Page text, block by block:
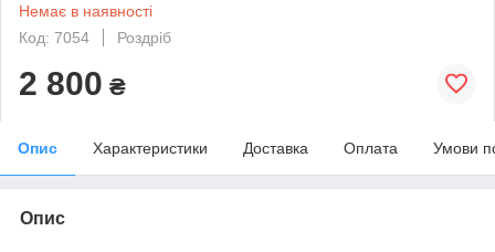
Немає в наявності
Код: 7054
Роздріб
2 800 ₴
Опис Характеристики Доставка Оплата Умови
Опис